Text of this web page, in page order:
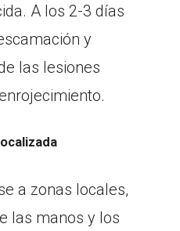
A los 2-3 días
y
las lesiones
a zonas locales,
las manos y los